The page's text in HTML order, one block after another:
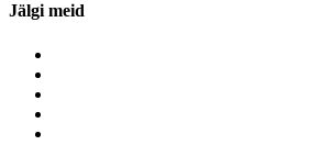
Jälgi meid